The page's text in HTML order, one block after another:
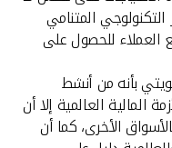
المتنامي
العملاء للحصول على
بأنه من أنشط
المالية العالمية إلا أن
الأخرى، كما أن